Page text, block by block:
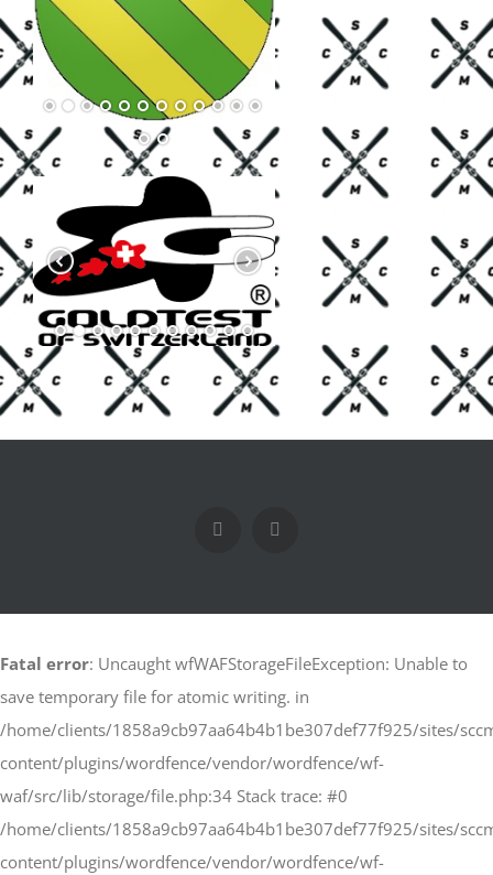
Facebook
X
Fatal error: Uncaught wfWAFStorageFileException: Unable to
save temporary file for atomic writing. in
/home/clients/1858a9cb97aa64b4b1be307def77f925/sites/
content/plugins/wordfence/vendor/wordfence/wf-
waf/src/lib/storage/file.php:34 Stack trace: #0
/home/clients/1858a9cb97aa64b4b1be307def77f925/sites/
content/plugins/wordfence/vendor/wordfence/wf-